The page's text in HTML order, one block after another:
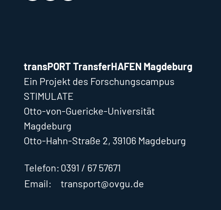
transPORT TransferHAFEN Magdeburg
Ein Projekt des Forschungscampus
STIMULATE
Otto-von-Guericke-Universität
Magdeburg
Otto-Hahn-Straße 2, 39106 Magdeburg
Telefon: 0391 / 67 57671
Email:
transport@ovgu.de